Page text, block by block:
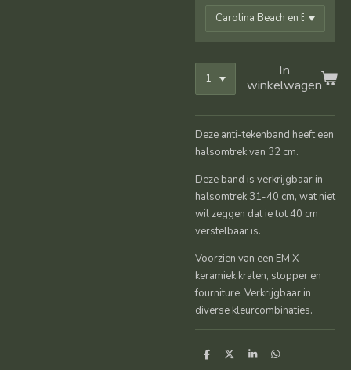
In
winkelwagen
Deze anti-tekenband heeft een
halsomtrek van 32 cm.
Deze band is verkrijgbaar in
halsomtrek 31-40 cm, wat niet
wil zeggen dat ie tot 40 cm
verstelbaar is.
Voorzien van een EM X
keramiek kralen, stopper en
fourniture. Verkrijgbaar in
diverse kleurcombinaties.
D
D
S
D